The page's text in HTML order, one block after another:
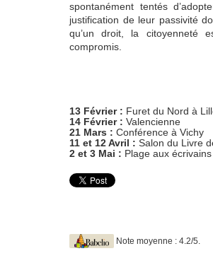
spontanément tentés
justification de leur passivité
qu’un droit, la citoyenneté
compromis.
13 Février : Furet du Nord à
14 Février : Valencienne
21 Mars : Conférence à Vichy
11 et 12 Avril : Salon du Livre
2 et 3 Mai : Plage aux
Note moyenne : 4.2/5.